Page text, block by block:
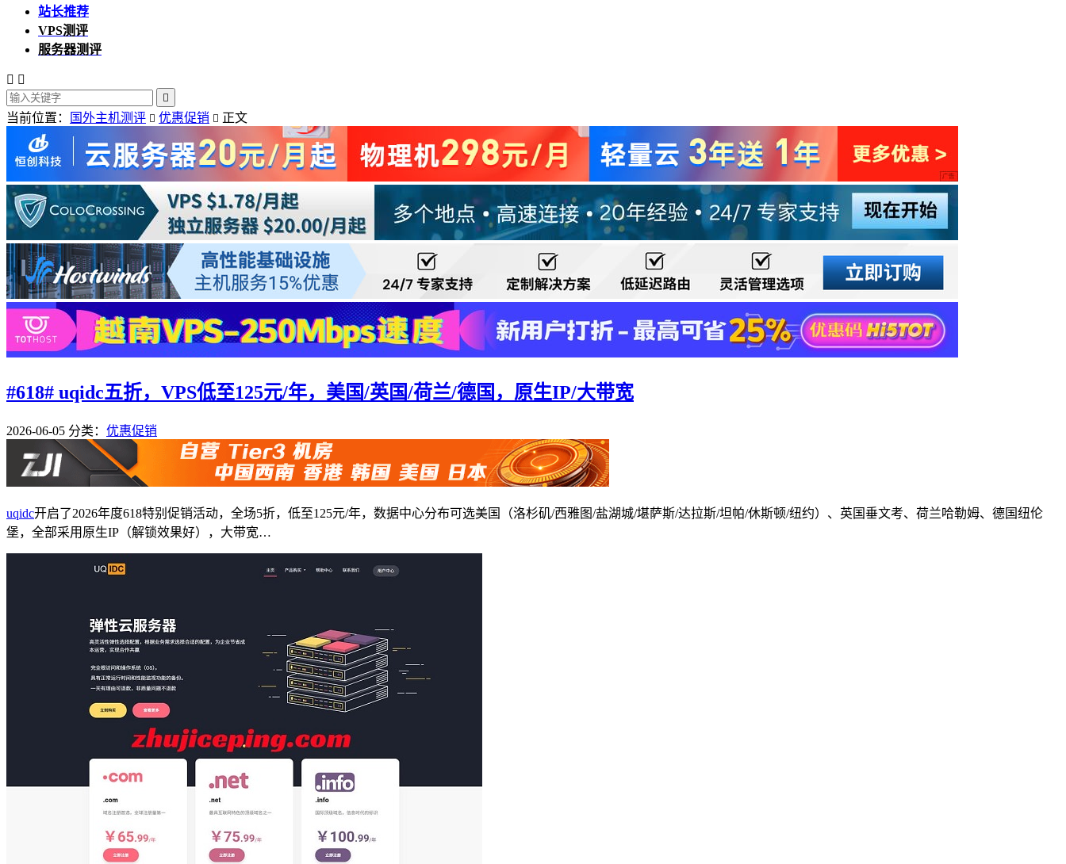
站长推荐
VPS测评
服务器测评
 

当前位置： 国外主机测评  优惠促销  正文
#618# uqidc五折，VPS低至125元/年，美国/英国/荷兰/德国，原生IP/大带宽
2026-06-05 分类： 优惠促销
uqidc开启了2026年度618特别促销活动，全场5折，低至125元/年，数据中心分布可选美国（洛杉矶/西雅图/盐湖城/堪萨斯/达拉斯/坦帕/休斯顿/纽约）、英国垂文考、荷兰哈勒姆、德国纽伦
堡，全部采用原生IP（解锁效果好），大带宽…